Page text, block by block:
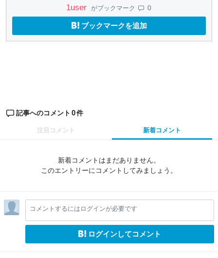
1user がブックマーク 0
ブックマークを追加
記事へのコメント 0件
注目コメント 新着コメント
新着コメントはまだありません。
このエントリーにコメントしてみましょう。
コメントするにはログインが必要です
ログインしてコメント